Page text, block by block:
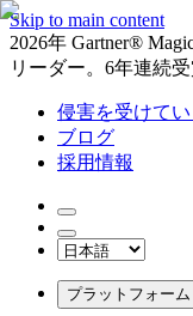
Skip to main content
2026年 Gartner®
リーダー。6年連続受
侵害を受けてい
ブログ
採用情報
プラットフォーム